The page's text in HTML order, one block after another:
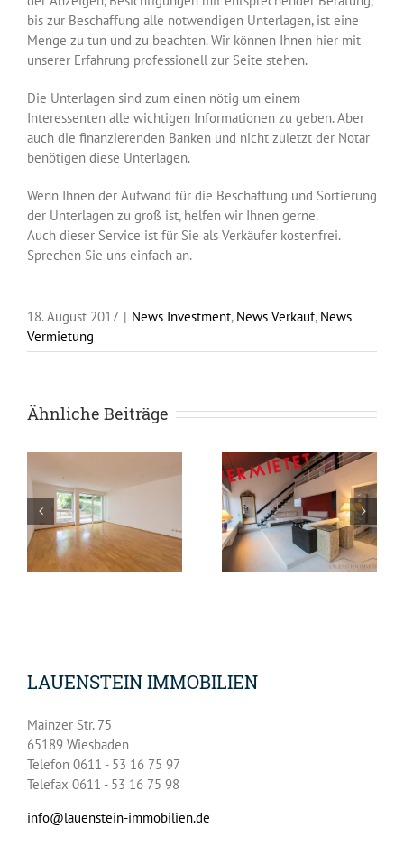
bis zur Beschaffung alle notwendigen Unterlagen, ist eine
Menge zu tun und zu beachten. Wir können Ihnen hier mit
unserer Erfahrung professionell zur Seite stehen.
Die Unterlagen sind zum einen nötig um einem
Interessenten alle wichtigen Informationen zu geben. Aber
auch die finanzierenden Banken und nicht zuletzt der Notar
benötigen diese Unterlagen.
Wenn Ihnen der Aufwand für die Beschaffung und Sortierung
der Unterlagen zu groß ist, helfen wir Ihnen gerne.
Auch dieser Service ist für Sie als Verkäufer kostenfrei.
Sprechen Sie uns einfach an.
18. August 2017 | News Investment, News Verkauf, News
Vermietung
Ähnliche Beiträge
VERMIETET –
Wohnung in
Frauenstein
VERMIETET –
großzügige
Wohnung in
begehrter Lage
von Wiesbaden
LAUENSTEIN IMMOBILIEN
Mainzer Str. 75
65189 Wiesbaden
Telefon 0611 - 53 16 75 97
Telefax 0611 - 53 16 75 98
info@lauenstein-immobilien.de